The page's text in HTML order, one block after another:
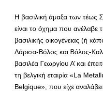
Η βασιλική άμαξα των
είναι το όχημα που ανέλαβε
βασιλικής οικογένειας (ή
Λάρισα-Βόλος και Βόλος-
βασιλέα Γεωργίου Α’ και
τη βελγική εταιρία «La
Belgique», που είχε